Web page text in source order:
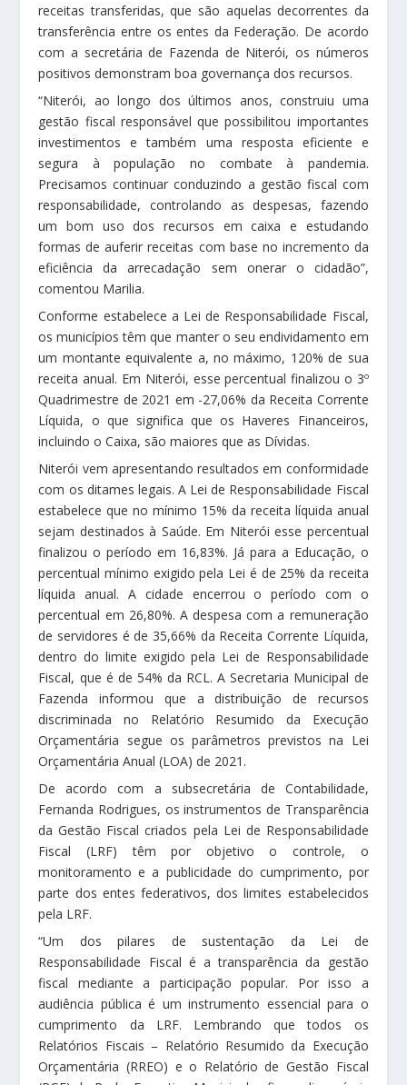
receitas transferidas, que são aquelas decorrentes da
transferência entre os entes da Federação. De acordo
com a secretária de Fazenda de Niterói, os números
positivos demonstram boa governança dos recursos.
“Niterói, ao longo dos últimos anos, construiu uma
gestão fiscal responsável que possibilitou importantes
investimentos e também uma resposta eficiente e
segura à população no combate à pandemia.
Precisamos continuar conduzindo a gestão fiscal com
responsabilidade, controlando as despesas, fazendo
um bom uso dos recursos em caixa e estudando
formas de auferir receitas com base no incremento da
eficiência da arrecadação sem onerar o cidadão”,
comentou Marilia.
Conforme estabelece a Lei de Responsabilidade Fiscal,
os municípios têm que manter o seu endividamento em
um montante equivalente a, no máximo, 120% de sua
receita anual. Em Niterói, esse percentual finalizou o 3º
Quadrimestre de 2021 em -27,06% da Receita Corrente
Líquida, o que significa que os Haveres Financeiros,
incluindo o Caixa, são maiores que as Dívidas.
Niterói vem apresentando resultados em conformidade
com os ditames legais. A Lei de Responsabilidade Fiscal
estabelece que no mínimo 15% da receita líquida anual
sejam destinados à Saúde. Em Niterói esse percentual
finalizou o período em 16,83%. Já para a Educação, o
percentual mínimo exigido pela Lei é de 25% da receita
líquida anual. A cidade encerrou o período com o
percentual em 26,80%. A despesa com a remuneração
de servidores é de 35,66% da Receita Corrente Líquida,
dentro do limite exigido pela Lei de Responsabilidade
Fiscal, que é de 54% da RCL. A Secretaria Municipal de
Fazenda informou que a distribuição de recursos
discriminada no Relatório Resumido da Execução
Orçamentária segue os parâmetros previstos na Lei
Orçamentária Anual (LOA) de 2021.
De acordo com a subsecretária de Contabilidade,
Fernanda Rodrigues, os instrumentos de Transparência
da Gestão Fiscal criados pela Lei de Responsabilidade
Fiscal (LRF) têm por objetivo o controle, o
monitoramento e a publicidade do cumprimento, por
parte dos entes federativos, dos limites estabelecidos
pela LRF.
“Um dos pilares de sustentação da Lei de
Responsabilidade Fiscal é a transparência da gestão
fiscal mediante a participação popular. Por isso a
audiência pública é um instrumento essencial para o
cumprimento da LRF. Lembrando que todos os
Relatórios Fiscais – Relatório Resumido da Execução
Orçamentária (RREO) e o Relatório de Gestão Fiscal